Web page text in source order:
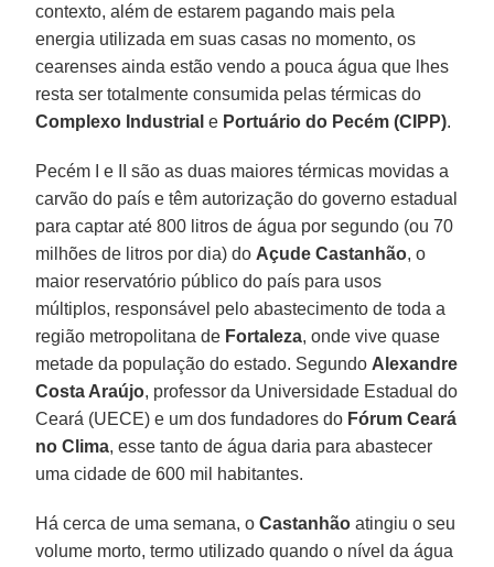
contexto, além de estarem pagando mais pela
energia utilizada em suas casas no momento, os
cearenses ainda estão vendo a pouca água que lhes
resta ser totalmente consumida pelas térmicas do
Complexo Industrial e Portuário do Pecém (CIPP).
Pecém I e II são as duas maiores térmicas movidas a
carvão do país e têm autorização do governo estadual
para captar até 800 litros de água por segundo (ou 70
milhões de litros por dia) do Açude Castanhão, o
maior reservatório público do país para usos
múltiplos, responsável pelo abastecimento de toda a
região metropolitana de Fortaleza, onde vive quase
metade da população do estado. Segundo Alexandre
Costa Araújo, professor da Universidade Estadual do
Ceará (UECE) e um dos fundadores do Fórum Ceará
no Clima, esse tanto de água daria para abastecer
uma cidade de 600 mil habitantes.
Há cerca de uma semana, oCastanhão atingiu o seu
volume morto, termo utilizado quando o nível da água